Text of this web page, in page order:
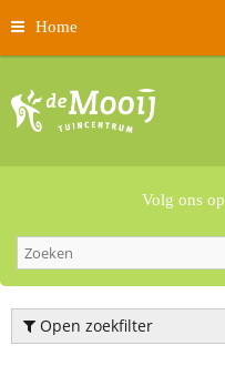
Home
Volg ons op
Open zoekfilter